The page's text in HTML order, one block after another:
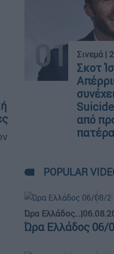
01 Σινεμά |
Σκοτ
από
POPULAR
Ώρα Ελλάδος...|
Ώρα Ελλάδος 06/